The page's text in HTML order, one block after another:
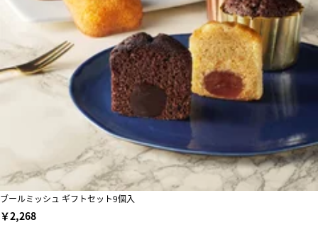
ブールミッシュ ギフトセット9個入
￥2,268